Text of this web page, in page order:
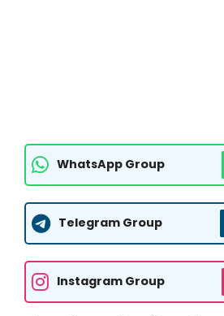
WhatsApp Group
Telegram Group
Instagram Group